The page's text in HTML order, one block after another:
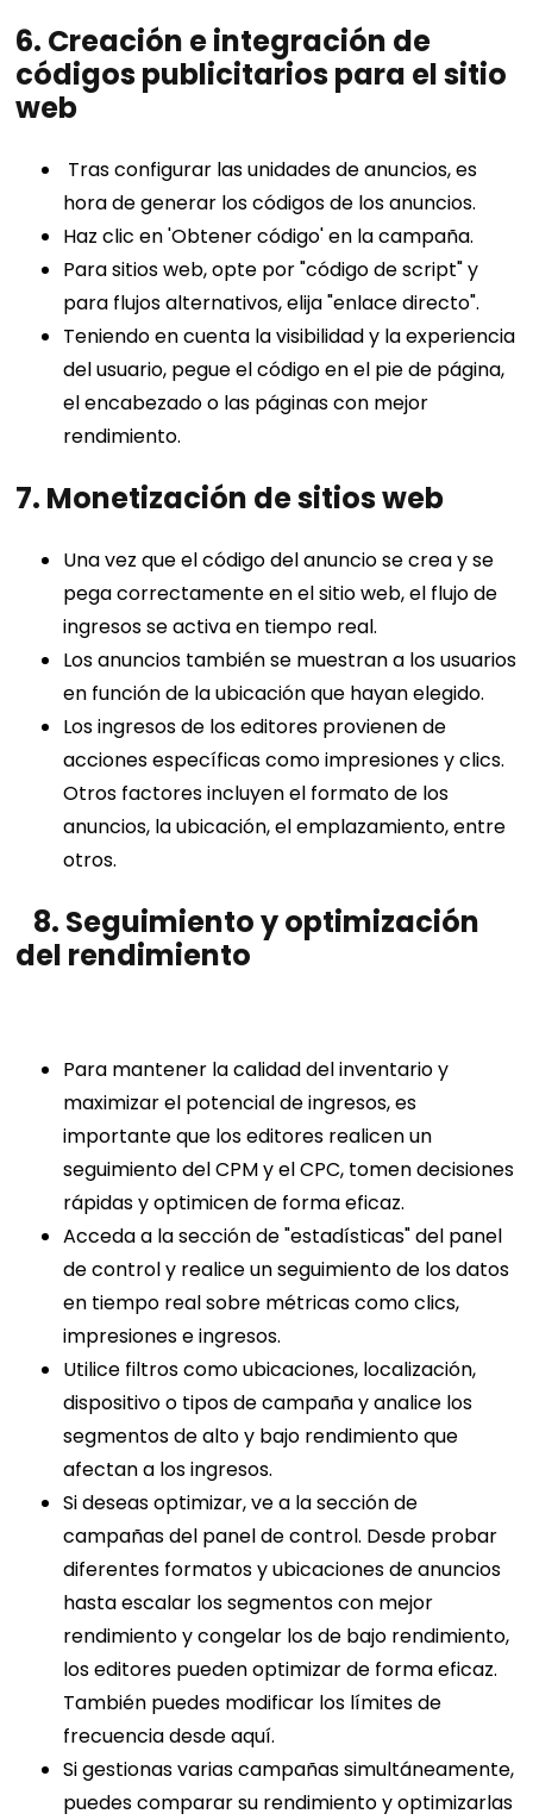
6. Creación e integración de
códigos publicitarios para el sitio
web
Tras configurar las unidades de anuncios, es
hora de generar los códigos de los anuncios.
Haz clic en 'Obtener código' en la campaña.
Para sitios web, opte por "código de script" y
para flujos alternativos, elija "enlace directo".
Teniendo en cuenta la visibilidad y la experiencia
del usuario, pegue el código en el pie de página,
el encabezado o las páginas con mejor
rendimiento.
7. Monetización de sitios web
Una vez que el código del anuncio se crea y se
pega correctamente en el sitio web, el flujo de
ingresos se activa en tiempo real.
Los anuncios también se muestran a los usuarios
en función de la ubicación que hayan elegido.
Los ingresos de los editores provienen de
acciones específicas como impresiones y clics.
Otros factores incluyen el formato de los
anuncios, la ubicación, el emplazamiento, entre
otros.
8. Seguimiento y optimización
del rendimiento
Para mantener la calidad del inventario y
maximizar el potencial de ingresos, es
importante que los editores realicen un
seguimiento del CPM y el CPC, tomen decisiones
rápidas y optimicen de forma eficaz.
Acceda a la sección de "estadísticas" del panel
de control y realice un seguimiento de los datos
en tiempo real sobre métricas como clics,
impresiones e ingresos.
Utilice filtros como ubicaciones, localización,
dispositivo o tipos de campaña y analice los
segmentos de alto y bajo rendimiento que
afectan a los ingresos.
Si deseas optimizar, ve a la sección de
campañas del panel de control. Desde probar
diferentes formatos y ubicaciones de anuncios
hasta escalar los segmentos con mejor
rendimiento y congelar los de bajo rendimiento,
los editores pueden optimizar de forma eficaz.
También puedes modificar los límites de
frecuencia desde aquí.
Si gestionas varias campañas simultáneamente,
puedes comparar su rendimiento y optimizarlas